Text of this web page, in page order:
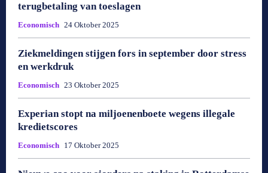
terugbetaling van toeslagen
Economisch 24 Oktober 2025
Ziekmeldingen stijgen fors in september door stress
en werkdruk
Economisch 23 Oktober 2025
Experian stopt na miljoenenboete wegens illegale
kredietscores
Economisch 17 Oktober 2025